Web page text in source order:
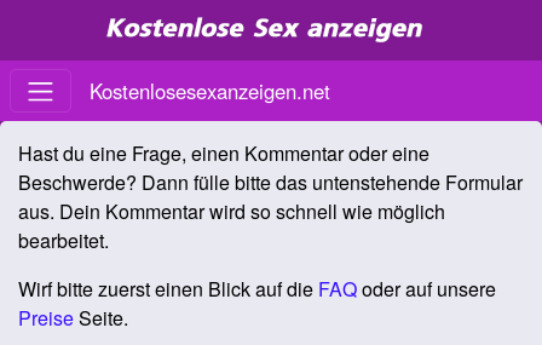
Kostenlosesexanzeigen.net
Hast du eine Frage, einen Kommentar oder eine
Beschwerde? Dann fülle bitte das untenstehende Formular
aus. Dein Kommentar wird so schnell wie möglich
bearbeitet.
Wirf bitte zuerst einen Blick auf die FAQoder auf unsere
PreiseSeite.